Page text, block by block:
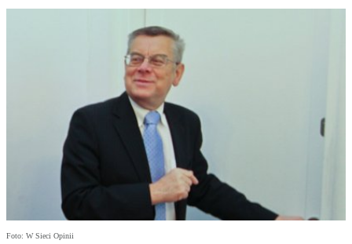
Foto: W Sieci Opinii